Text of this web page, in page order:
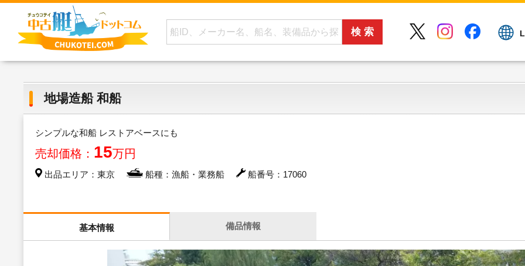
地場造船 和船
シンプルな和船 レストアベースにも
売却価格： 15万円
出品エリア：東京 船種：漁船・業務船 船番号：17060
基本情報 備品情報